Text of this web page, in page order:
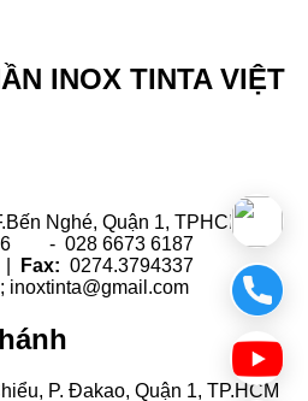
INOX TINTA VIỆT
Nghé, Quận 1, TPHCM.
- 028 6673 6187
| Fax: 0274.3794337
inoxtinta@gmail.com
P. Đakao, Quận 1, TP.HCM